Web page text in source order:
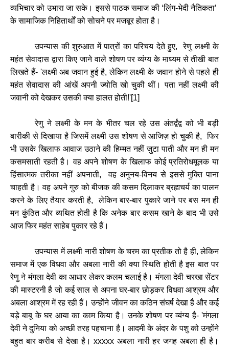
व्यभिचार को उभारा जा सके। इससे पाठक समाज की‘लिंग-भेदी नैतिकता’
के सामाजिक निहितार्थों को सोचने पर मजबूर होता है।
उपन्यास की शुरुआत में पात्रों का परिचय देते हुए, रेणु लक्ष्मी के
महंत सेवादास द्वारा किए जाने वाले शोषण पर व्यंग्य के माध्यम से तीखी बात
लिखते हैं- 'लक्ष्मी अब जवान हुई है,लेकिन लक्ष्मी के जवान होने से पहले ही
महंत सेवादास की आंखें अपनी ज्योति खो चुकी थीं। पता नहीं लक्ष्मी की
जवानी को देखकर उसकी क्या हालत होती!'[1]
रेणु ने लक्ष्मी के मन के भीतर चल रहे उस अंतर्द्वंद्व को भी बड़ी
बारीकी से दिखाया है जिसमें लक्ष्मी उस शोषण से आजिज़ हो चुकी है,
फिर
भी उसके खिलाफ आवाज उठाने की हिम्मत नहीं जुटा पाती और मन ही मन
कसमसाती रहती है। वह अपने शोषण के खिलाफ कोई प्रतिरोधमूलक या
हिंसात्मक तरीका नहीं अपनाती, वह अनुनय-विनय से इससे मुक्ति पाना
चाहती है। वह अपने गुरु को बीजक की कसम दिलाकर ब्रह्मचर्य का पालन
करने के लिए तैयार करती है, लेकिन बार-बार पुकारे जाने पर बस मन ही
मन कुंठित और व्यथित होती है कि अनेक बार कसम खाने के बाद भी उसे
आज फिर महंत साहेब पुकार रहे हैं।
उपन्यास में लक्ष्मी नारी शोषण के चरम का प्रतीक तो है ही,लेकिन
समाज में एक विधवा और अबला नारी की क्या स्थिति होती है इस बात पर
रेणु ने मंगला देवी का आधार लेकर कलम चलाई है। मंगला देवी चरखा सेंटर
की मास्टरनी है जो कई साल से अपना घर-बार छोड़कर विधवा आश्रम और
अबला आश्रम में रह रही हैं। उन्होंने जीवन का कठिन संघर्ष देखा है और कई
बड़े बाबू के घर आया का काम किया है। उनके शोषण पर व्यंग्य है-'मंगला
देवी ने दुनिया को अच्छी तरह पहचाना है। आदमी के अंदर के पशु को उन्होंने
बहुत बार करीब से देखा है। xxxxx अबला नारी हर जगह अबला ही है।